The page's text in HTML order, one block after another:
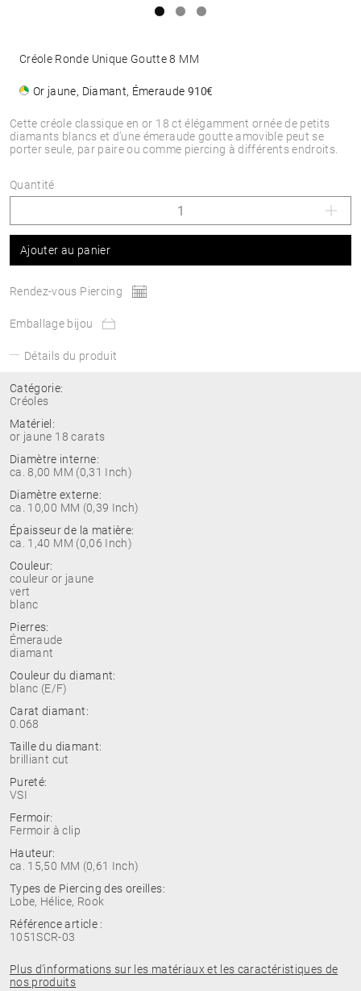
Cette créole classique en or 18 ct élégamment ornée de petits
diamants blancs et d’une émeraude goutte amovible peut se
porter seule, par paire ou comme piercing à différents endroits.
Créole Ronde Unique Goutte 8 MM
Or jaune, Diamant, Émeraude 910€
Quantité
Ajouter au panier
Rendez-vous Piercing
Emballage bijou
Détails du produit
Catégorie:
Créoles
Matériel:
or jaune 18 carats
Diamètre interne:
ca. 8,00 MM (0,31 Inch)
Diamètre externe:
ca. 10,00 MM (0,39 Inch)
Épaisseur de la matière:
ca. 1,40 MM (0,06 Inch)
Couleur:
couleur or jaune
vert
blanc
Pierres:
Émeraude
diamant
Couleur du diamant:
blanc (E/F)
Carat diamant:
0.068
Taille du diamant:
brilliant cut
Pureté:
VSI
Fermoir:
Fermoir à clip
Hauteur:
ca. 15,50 MM (0,61 Inch)
Types de Piercing des oreilles:
Lobe, Hélice, Rook
Référence article :
1051SCR-03
Plus d’informations sur les matériaux et les caractéristiques de
nos produits